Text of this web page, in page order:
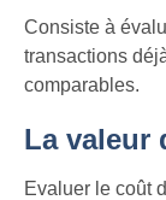
Consiste à
transactions
comparables.
La valeur
Evaluer le coût